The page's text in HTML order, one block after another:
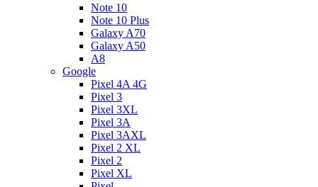
Note 10
Note 10 Plus
Galaxy A70
Galaxy A50
A8
Google
Pixel 4A 4G
Pixel 3
Pixel 3XL
Pixel 3A
Pixel 3AXL
Pixel 2 XL
Pixel 2
Pixel XL